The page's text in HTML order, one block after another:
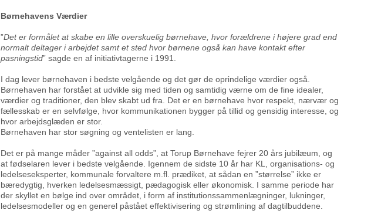
Børnehavens Værdier
”Det er formålet at skabe en lille overskuelig børnehave, hvor forældrene i højere grad end
normalt deltager i arbejdet samt et sted hvor børnene også kan have kontakt efter
pasningstid” sagde en af initiativtagerne i 1991.
I dag lever børnehaven i bedste velgående og det gør de oprindelige værdier også.
Børnehaven har forstået at udvikle sig med tiden og samtidig værne om de fine idealer,
værdier og traditioner, den blev skabt ud fra. Det er en børnehave hvor respekt, nærvær og
fællesskab er en selvfølge, hvor kommunikationen bygger på tillid og gensidig interesse, og
hvor arbejdsglæden er stor.
Børnehaven har stor søgning og ventelisten er lang.
Det er på mange måder ”against all odds”, at Torup Børnehave fejrer 20 års jubilæum, og
at fødselaren lever i bedste velgående. Igennem de sidste 10 år har KL, organisations- og
ledelseseksperter, kommunale forvaltere m.fl. prædiket, at sådan en ”størrelse” ikke er
bæredygtig, hverken ledelsesmæssigt, pædagogisk eller økonomisk. I samme periode har
der skyllet en bølge ind over området, i form af institutionssammenlægninger, lukninger,
ledelsesmodeller og en generel påstået effektivisering og strømlining af dagtilbuddene.